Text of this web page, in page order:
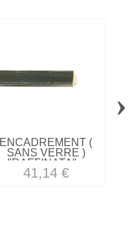
ENCADREMENT (
SANS VERRE )
"RAFFINATA"...
41,14 €
›